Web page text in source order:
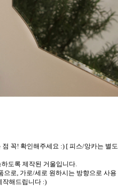
꼭! 확인해주세요 :) [ 피스/앙카는 별도
도록 제작된 거울입니다.
으로, 가로/세로 원하시는 방향으로 사용
작해드립니다 :)